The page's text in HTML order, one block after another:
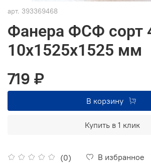
арт. 393369468
Фанера ФСФ сорт
10х1525х1525 мм
(0)
В избранное
719 ₽
В корзину
Купить в 1 клик